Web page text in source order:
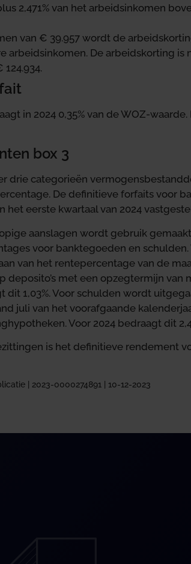
2,471% van het arbeidsinkomen
van € 39.957 wordt de
arbeidsinkomen. De arbeidskorting is
in 2024 0,35% van de WOZ-waarde.
box 3
drie categorieën
De definitieve forfaits voor
het eerste kwartaal van 2024
aanslagen wordt gebruik
voor banktegoeden en schulden.
van het rentepercentage van de
deposito’s met een opzegtermijn van
dit 1,03%. Voor schulden wordt
juli van het voorafgaande
Voor 2024 bedraagt dit
is het definitieve rendement
| 2023-0000274891 | 10-12-2023